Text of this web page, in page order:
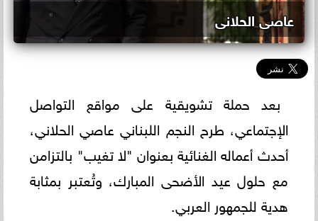
عاصى الحلانى
بعد حملة تشويقية على مواقع التواصل
الإجتماعي، طرح النجم اللبناني عاصي الحلاني،
أحدث أعماله الغنائية بعنوان "لا تغيب" بالتزامن
مع حلول عيد الأضحى المبارك، وتُعتبر بمثابة
هدية للجمهور العربي.